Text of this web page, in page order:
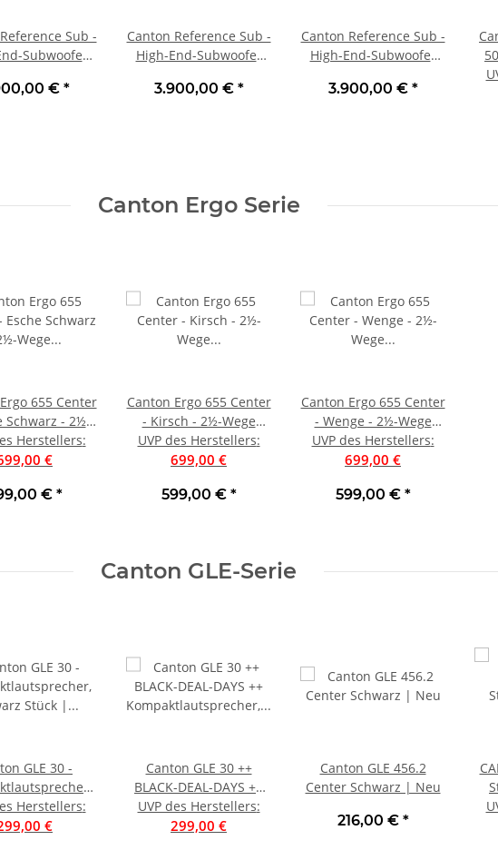
Sub -
Subwoofer
€ *
Canton Reference Sub -
High-End-Subwoofer
Neu
3.900,00 € *
Canton Reference Sub -
High-End-Subwoofer
| Neu
3.900,00 € *
Canton Ergo Serie
655 Center
Schwarz - 2½-
Wege
|
Herstellers:
€
€ *
Canton Ergo 655 Center
- Kirsch - 2½-Wege
Centerlautsprecher |
Neu
UVP des Herstellers:
699,00 €
599,00 € *
Canton Ergo 655 Center
- Wenge - 2½-Wege
Centerlautsprecher |
Neu
UVP des Herstellers:
699,00 €
599,00 € *
Canton GLE-Serie
GLE 30 -
Stück | Neu
Herstellers:
€
Canton GLE 30 ++
BLACK-DEAL-DAYS ++
Kompaktlautsprecher,
Weiß Stück | Neu
UVP des Herstellers:
299,00 €
Canton GLE 456.2
Center Schwarz | Neu
216,00 € *